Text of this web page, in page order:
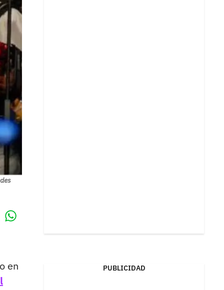
en
PUBLICIDAD